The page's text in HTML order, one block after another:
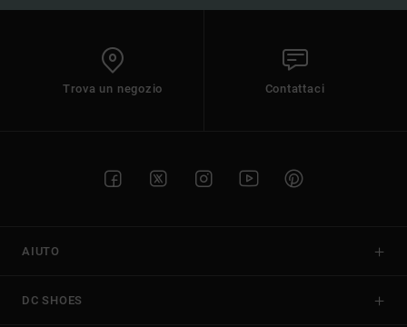
Trova un negozio Contattaci
AIUTO
DC SHOES